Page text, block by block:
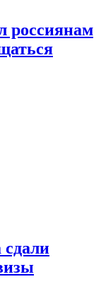
россиянам
сдали